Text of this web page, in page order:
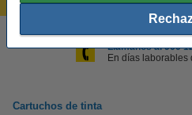
Llámanos al 900
En días laborables
Cartuchos de tinta